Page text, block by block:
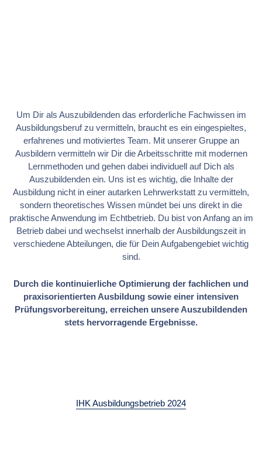
Um Dir als Auszubildenden das erforderliche Fachwissen im
Ausbildungsberuf zu vermitteln, braucht es ein eingespieltes,
erfahrenes und motiviertes Team. Mit unserer Gruppe an
Ausbildern vermitteln wir Dir die Arbeitsschritte mit modernen
Lernmethoden und gehen dabei individuell auf Dich als
Auszubildenden ein. Uns ist es wichtig, die Inhalte der
Ausbildung nicht in einer autarken Lehrwerkstatt zu vermitteln,
sondern theoretisches Wissen mündet bei uns direkt in die
praktische Anwendung im Echtbetrieb. Du bist von Anfang an im
Betrieb dabei und wechselst innerhalb der Ausbildungszeit in
verschiedene Abteilungen, die für Dein Aufgabengebiet wichtig
sind.
Durch die kontinuierliche Optimierung der fachlichen und
praxisorientierten Ausbildung sowie einer intensiven
Prüfungsvorbereitung, erreichen unsere Auszubildenden
stets hervorragende Ergebnisse.
IHK Ausbildungsbetrieb 2024